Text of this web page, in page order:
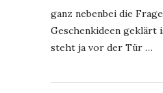
ganz nebenbei die
Geschenkideen geklärt
steht ja vor der Tür …